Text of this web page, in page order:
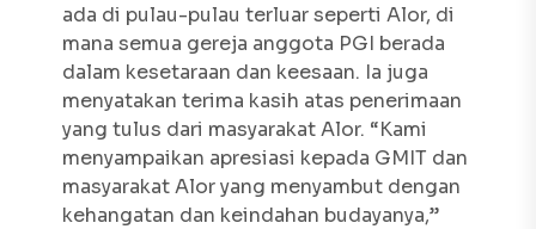
ada di pulau-pulau terluar seperti Alor, di
mana semua gereja anggota PGI berada
dalam kesetaraan dan keesaan. Ia juga
menyatakan terima kasih atas penerimaan
yang tulus dari masyarakat Alor. “Kami
menyampaikan apresiasi kepada GMIT dan
masyarakat Alor yang menyambut dengan
kehangatan dan keindahan budayanya,”